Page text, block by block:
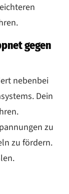
gegen
nebenbei
Dein
zu
zu fördern.